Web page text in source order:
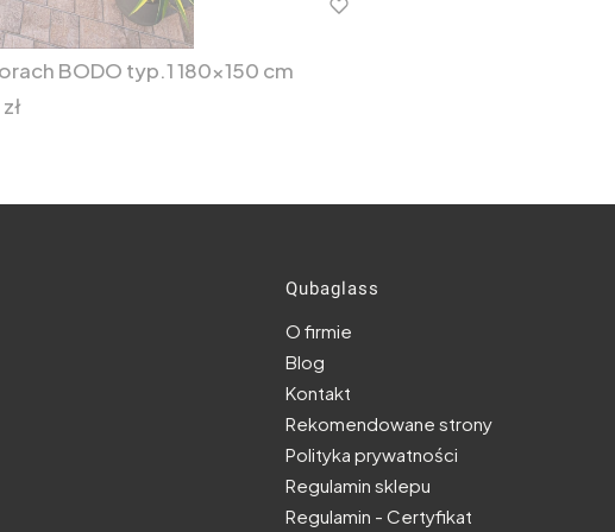
BODO typ.1 180x150 cm
Linki w stopce
Qubaglass
O firmie
Blog
Kontakt
Rekomendowane strony
Polityka prywatności
Regulamin sklepu
Regulamin - Certyfikat